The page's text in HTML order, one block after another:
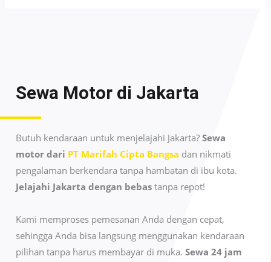
Sewa Motor di Jakarta
Butuh kendaraan untuk menjelajahi Jakarta?Sewa
motor dari PT Marifah Cipta Bangsa dan nikmati
pengalaman berkendara tanpa hambatan di ibu kota.
Jelajahi Jakarta dengan bebas tanpa repot!
Kami memproses pemesanan Anda dengan cepat,
sehingga Anda bisa langsung menggunakan kendaraan
pilihan tanpa harus membayar di muka.Sewa 24 jam